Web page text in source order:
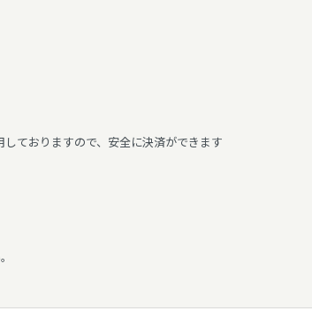
ておりますので、安全に決済ができます